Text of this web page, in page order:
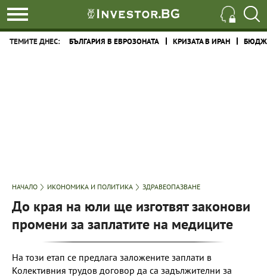
ТЕМИТЕ ДНЕС: БЪЛГАРИЯ В ЕВРОЗОНАТА КРИЗАТА В ИРАН
НАЧАЛО ИКОНОМИКА И ПОЛИТИКА ЗДРАВЕОПАЗВАНЕ
До края на юли ще изготвят законови
промени за заплатите на медиците
На този етап се предлага заложените заплати в
Колективния трудов договор да са задължителни за